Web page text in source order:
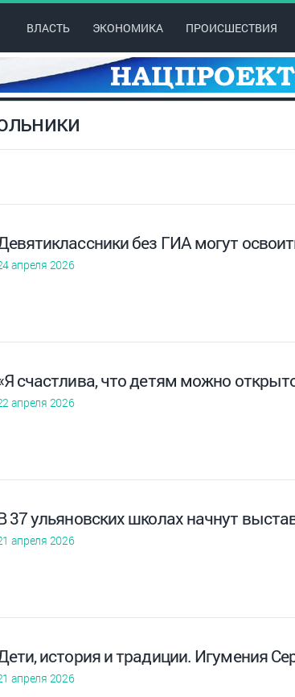
ВЛАСТЬ ЭКОНОМИКА ПРОИСШЕСТВИЯ
без ГИА могут
апреля 2026
счастлива, что детям можно
апреля 2026
37 ульяновских школах начнут
апреля 2026
история и традиции. Игумения
апреля 2026